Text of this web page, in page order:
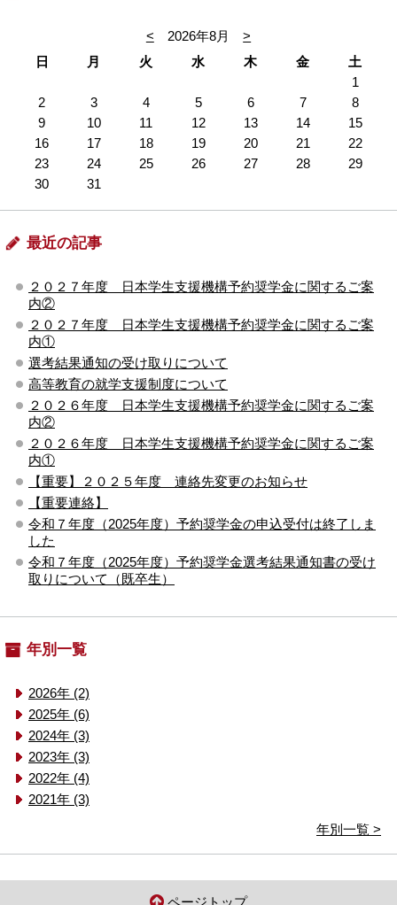
< 2026年8月
>
日
月 火 水 木 金
土
1
2
3 4 5 6 7
8
9
10 11 12 13 14
15
16
17 18 19 20 21
22
23
24 25 26 27 28
29
30
31
最近の記事
２０２７年度 日本学生支援機構予約奨学金に関するご案
内②
２０２７年度 日本学生支援機構予約奨学金に関するご案
内①
選考結果通知の受け取りについて
高等教育の就学支援制度について
２０２６年度 日本学生支援機構予約奨学金に関するご案
内②
２０２６年度 日本学生支援機構予約奨学金に関するご案
内①
【重要】２０２５年度 連絡先変更のお知らせ
【重要連絡】
令和７年度（2025年度）予約奨学金の申込受付は終了しま
した
令和７年度（2025年度）予約奨学金選考結果通知書の受け
取りについて（既卒生）
年別一覧
2026年 (2)
2025年 (6)
2024年 (3)
2023年 (3)
2022年 (4)
2021年 (3)
年別一覧 >
ページトップ